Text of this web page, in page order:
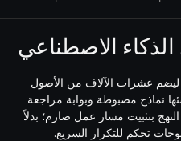
الاصطناعي
ليضم عشرات الآلاف من الأصول
نماذج مضبوطة وبوابة مراجعة
بتثبيت مسار عمل صارم؛ بدلاً
تحكم للتكرار السريع.